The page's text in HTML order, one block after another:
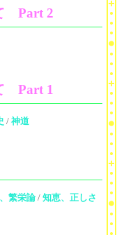
Part 2
Part 1
/ 神道
繁栄論 / 知恵、正しさ